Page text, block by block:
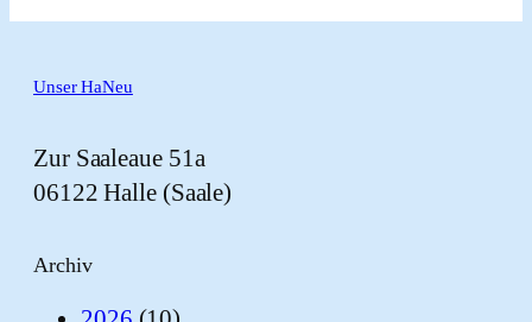
Unser HaNeu
Zur Saaleaue 51a
06122 Halle (Saale)
Archiv